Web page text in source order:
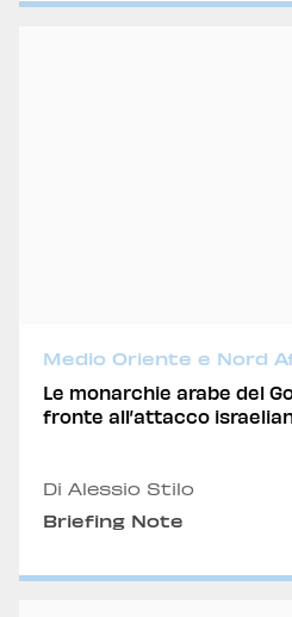
Medio Oriente e Nord
Le monarchie arabe del
fronte all’attacco
Di Alessio Stilo
Briefing Note